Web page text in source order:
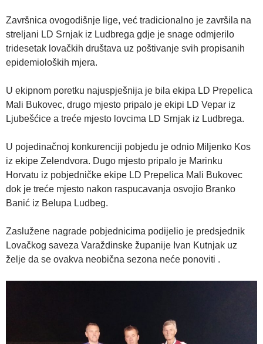
Završnica ovogodišnje lige, već tradicionalno je završila na
streljani LD Srnjak iz Ludbrega gdje je snage odmjerilo
tridesetak lovačkih društava uz poštivanje svih propisanih
epidemioloških mjera.
U ekipnom poretku najuspješnija je bila ekipa LD Prepelica
Mali Bukovec, drugo mjesto pripalo je ekipi LD Vepar iz
Ljubešćice a treće mjesto lovcima LD Srnjak iz Ludbrega.
U pojedinačnoj konkurenciji pobjedu je odnio Miljenko Kos
iz ekipe Zelendvora. Dugo mjesto pripalo je Marinku
Horvatu iz pobjedničke ekipe LD Prepelica Mali Bukovec
dok je treće mjesto nakon raspucavanja osvojio Branko
Banić iz Belupa Ludbeg.
Zaslužene nagrade pobjednicima podijelio je predsjednik
Lovačkog saveza Varaždinske županije Ivan Kutnjak uz
želje da se ovakva neobična sezona neće ponoviti .